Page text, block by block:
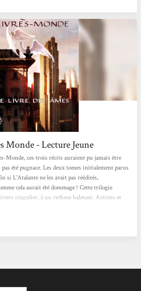
Monde - Lecture Jeune
Monde, ces trois récits auraient pu jamais être
été pugnace. Les deux tomes initialement parus
si L'Atalante ne les avait pas réédités,
cela aurait été dommage ! Cette trilogie
singulier, à un rythme haletant. Actions et
de l'univers, les ouvrages restent d'une longueur